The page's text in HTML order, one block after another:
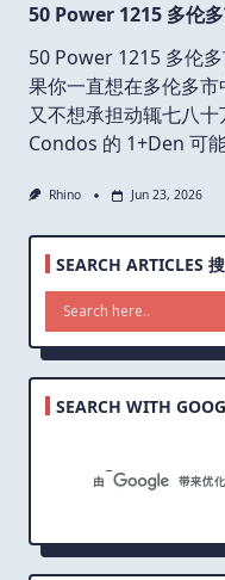
50 Power 1215 多伦
50 Power 1215 多伦
果你一直想在多伦多
又不想承担动辄七八
Condos 的 1+Den 可能
Rhino Jun 23, 2026
SEARCH ARTICLES
SEARCH WITH